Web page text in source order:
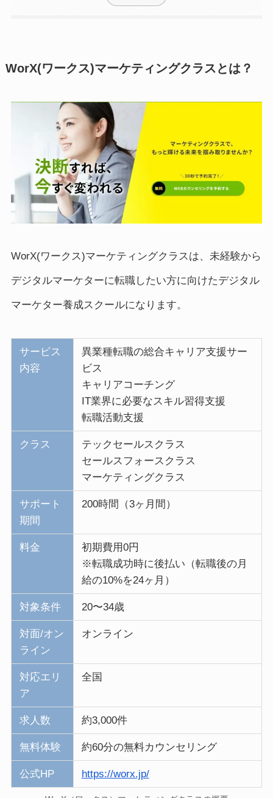
WorX(ワークス)マーケティングクラスとは？
WorX(ワークス)マーケティングクラスは、未経験から
デジタルマーケターに転職したい方に向けたデジタル
マーケター養成スクールになります。
サービス
内容
異業種転職の総合キャリア支援サー
ビス
キャリアコーチング
IT業界に必要なスキル習得支援
転職活動支援
クラス
テックセールスクラス
セールスフォースクラス
マーケティングクラス
サポート
期間
200時間（3ヶ月間）
料金
初期費用0円
※転職成功時に後払い（転職後の月
給の10%を24ヶ月）
対象条件 20〜34歳
対面/オン
ライン
オンライン
対応エリ
ア
全国
求人数 約3,000件
無料体験 約60分の無料カウンセリング
公式HP https://worx.jp/